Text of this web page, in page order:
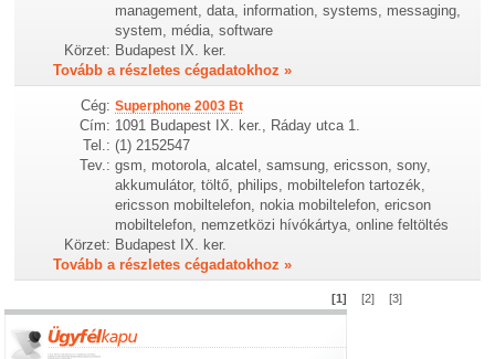
management, data, information, systems, messaging,
system, média, software
Körzet: Budapest IX. ker.
Tovább a részletes cégadatokhoz »
Cég: Superphone 2003 Bt
Cím: 1091 Budapest IX. ker., Ráday utca 1.
Tel.: (1) 2152547
Tev.: gsm, motorola, alcatel, samsung, ericsson, sony,
akkumulátor, töltő, philips, mobiltelefon tartozék,
ericsson mobiltelefon, nokia mobiltelefon, ericson
mobiltelefon, nemzetközi hívókártya, online feltöltés
Körzet: Budapest IX. ker.
Tovább a részletes cégadatokhoz »
[1] [2] [3]